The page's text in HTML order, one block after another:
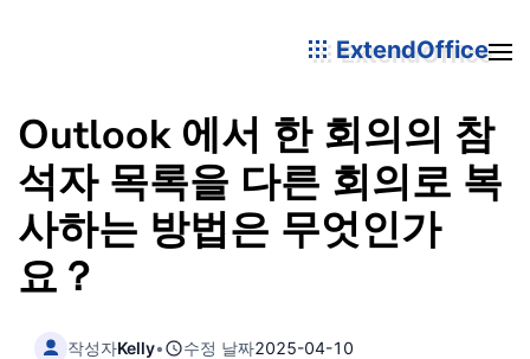
ExtendOffice
Outlook 에서 한 회의의 참
석자 목록을 다른 회의로 복
사하는 방법은 무엇인가
요？
작성자Kelly• 수정 날짜2025-04-10